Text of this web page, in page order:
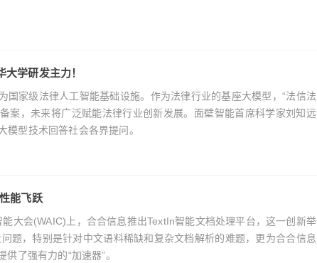
学研发主力！
国家级法律人工智能基础设施。作为法律行业的基座大模型，“法信法
案，未来将广泛赋能法律行业创新发展。面壁智能首席科学家刘知远
模型技术回答社会各界提问。
能飞跃
大会(WAIC)上，合合信息推出TextIn智能文档处理平台，这一创新举
题，特别是针对中文语料稀缺和复杂文档解析的难题，更为合合信息
了强有力的“加速器”。